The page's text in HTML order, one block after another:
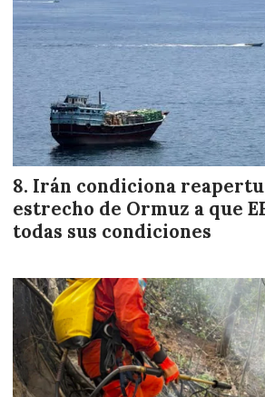
Irán condiciona
estrecho de Ormuz a que
todas sus condiciones